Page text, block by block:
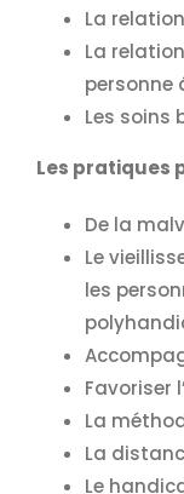
La
La
personne
Les soins
Les pratiques
De la
Le
les
Favoriser
La
La
Le